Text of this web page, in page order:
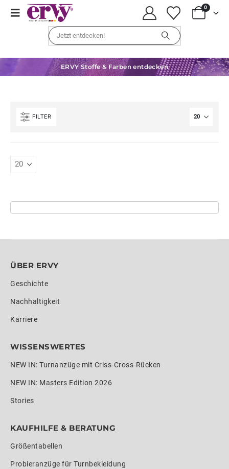
0
ERVY Stoffe & Farben entdecken
FILTER
ÜBER ERVY
Geschichte
Nachhaltigkeit
Karriere
WISSENSWERTES
NEW IN: Turnanzüge mit Criss-Cross-Rücken
NEW IN: Masters Edition 2026
Stories
KAUFHILFE & BERATUNG
Größentabellen
Probieranzüge für Turnbekleidung